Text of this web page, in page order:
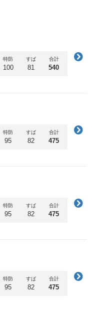
特防
100
すば
81
合計
540
特防
95
すば
82
合計
475
特防
95
すば
82
合計
475
特防
95
すば
82
合計
475